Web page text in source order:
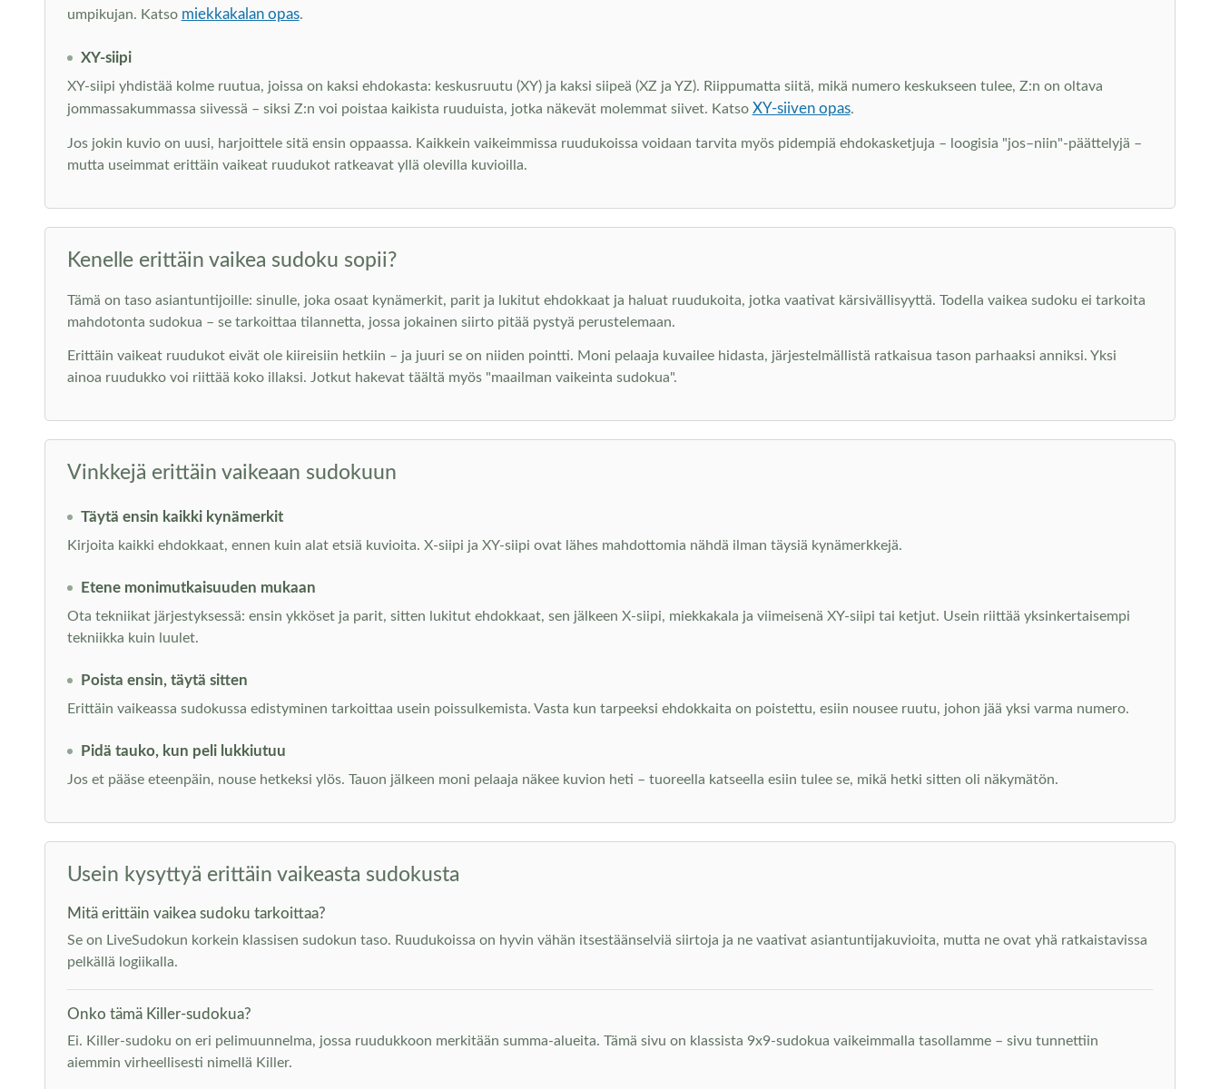
umpikujan. Katso miekkakalan opas.
XY-siipi
XY-siipi yhdistää kolme ruutua, joissa on kaksi ehdokasta: keskusruutu (XY) ja kaksi siipeä (XZ ja YZ). Riippumatta siitä, mikä numero keskukseen tulee, Z:n on oltava
jommassakummassa siivessä – siksi Z:n voi poistaa kaikista ruuduista, jotka näkevät molemmat siivet. Katso XY-siiven opas.
Jos jokin kuvio on uusi, harjoittele sitä ensin oppaassa. Kaikkein vaikeimmissa ruudukoissa voidaan tarvita myös pidempiä ehdokasketjuja – loogisia "jos–niin"-päättelyjä –
mutta useimmat erittäin vaikeat ruudukot ratkeavat yllä olevilla kuvioilla.
Kenelle erittäin vaikea sudoku sopii?
Tämä on taso asiantuntijoille: sinulle, joka osaat kynämerkit, parit ja lukitut ehdokkaat ja haluat ruudukoita, jotka vaativat kärsivällisyyttä. Todella vaikea sudoku ei tarkoita
mahdotonta sudokua – se tarkoittaa tilannetta, jossa jokainen siirto pitää pystyä perustelemaan.
Erittäin vaikeat ruudukot eivät ole kiireisiin hetkiin – ja juuri se on niiden pointti. Moni pelaaja kuvailee hidasta, järjestelmällistä ratkaisua tason parhaaksi anniksi. Yksi
ainoa ruudukko voi riittää koko illaksi. Jotkut hakevat täältä myös "maailman vaikeinta sudokua".
Vinkkejä erittäin vaikeaan sudokuun
Täytä ensin kaikki kynämerkit
Kirjoita kaikki ehdokkaat, ennen kuin alat etsiä kuvioita. X-siipi ja XY-siipi ovat lähes mahdottomia nähdä ilman täysiä kynämerkkejä.
Etene monimutkaisuuden mukaan
Ota tekniikat järjestyksessä: ensin ykköset ja parit, sitten lukitut ehdokkaat, sen jälkeen X-siipi, miekkakala ja viimeisenä XY-siipi tai ketjut. Usein riittää yksinkertaisempi
tekniikka kuin luulet.
Poista ensin, täytä sitten
Erittäin vaikeassa sudokussa edistyminen tarkoittaa usein poissulkemista. Vasta kun tarpeeksi ehdokkaita on poistettu, esiin nousee ruutu, johon jää yksi varma numero.
Pidä tauko, kun peli lukkiutuu
Jos et pääse eteenpäin, nouse hetkeksi ylös. Tauon jälkeen moni pelaaja näkee kuvion heti – tuoreella katseella esiin tulee se, mikä hetki sitten oli näkymätön.
Usein kysyttyä erittäin vaikeasta sudokusta
Mitä erittäin vaikea sudoku tarkoittaa?
Se on LiveSudokun korkein klassisen sudokun taso. Ruudukoissa on hyvin vähän itsestäänselviä siirtoja ja ne vaativat asiantuntijakuvioita, mutta ne ovat yhä ratkaistavissa
pelkällä logiikalla.
Onko tämä Killer-sudokua?
Ei. Killer-sudoku on eri pelimuunnelma, jossa ruudukkoon merkitään summa-alueita. Tämä sivu on klassista 9x9-sudokua vaikeimmalla tasollamme – sivu tunnettiin
aiemmin virheellisesti nimellä Killer.